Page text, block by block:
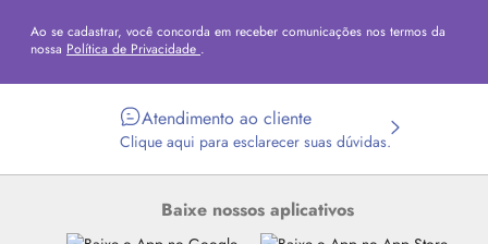
Ao se cadastrar, você concorda em receber comunicações nos termos da
nossa Política de Privacidade .
Atendimento ao cliente
Clique aqui para esclarecer suas dúvidas.
Baixe nossos aplicativos